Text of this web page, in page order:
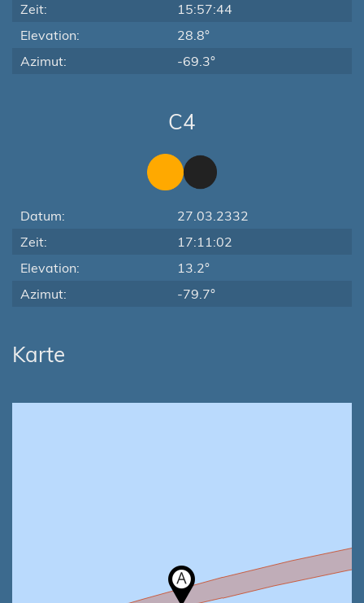
Zeit:
15:57:44
Elevation:
28.8°
Azimut:
-69.3°
C4
Datum:
27.03.2332
Zeit:
17:11:02
Elevation:
13.2°
Azimut:
-79.7°
Karte